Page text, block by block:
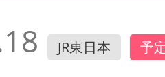
JR東日本 予